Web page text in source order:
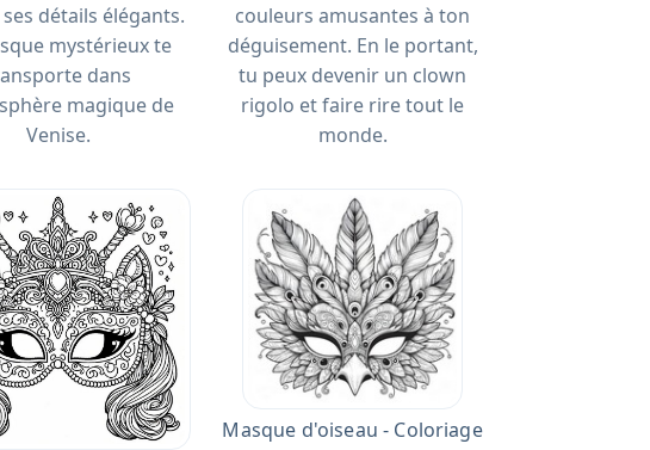
détails élégants.
mystérieux te
dans
magique de
Venise.
couleurs amusantes à ton
déguisement. En le portant,
tu peux devenir un clown
rigolo et faire rire tout le
monde.
Masque d'oiseau - Coloriage